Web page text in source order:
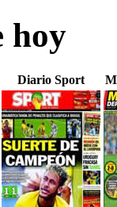
hoy
Diario Sport